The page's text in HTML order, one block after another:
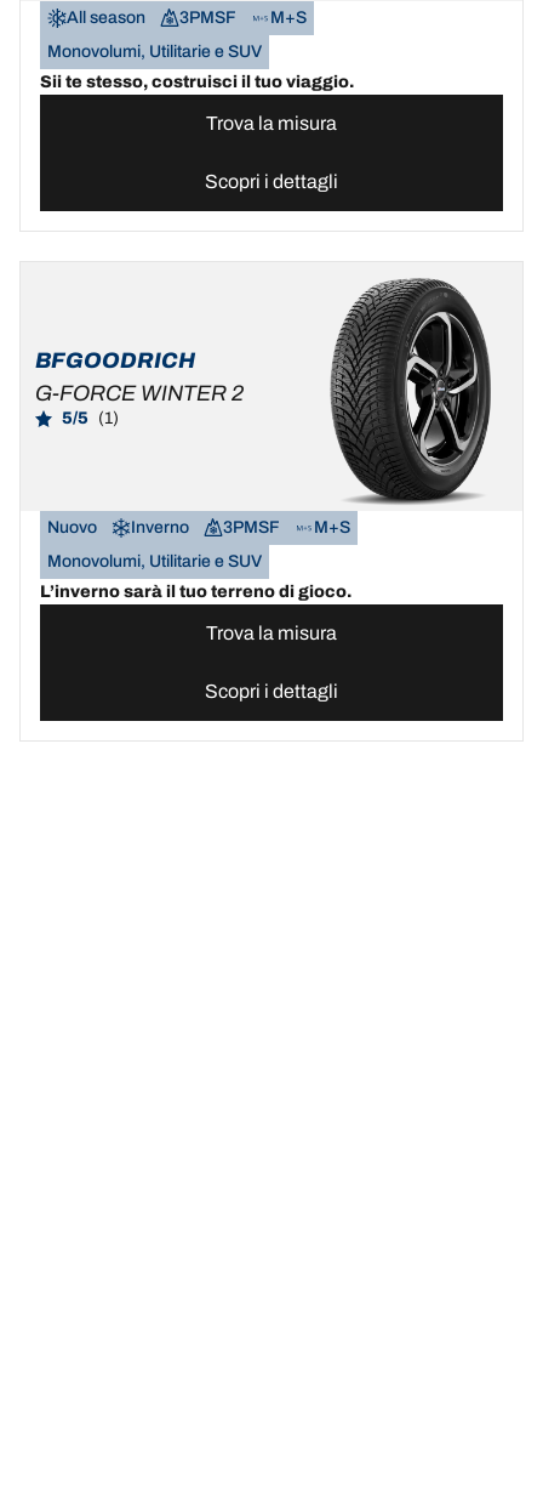
All season 3PMSF
M+S
Monovolumi, Utilitarie e SUV
Sii te stesso, costruisci il tuo viaggio.
Trova la misura
Scopri i dettagli
BFGOODRICH
G-FORCE WINTER 2
5/5 (1)
Nuovo Inverno 3PMSF
M+S
Monovolumi, Utilitarie e SUV
L’inverno sarà il tuo terreno di gioco.
Trova la misura
Scopri i dettagli